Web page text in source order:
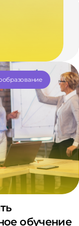
обучение